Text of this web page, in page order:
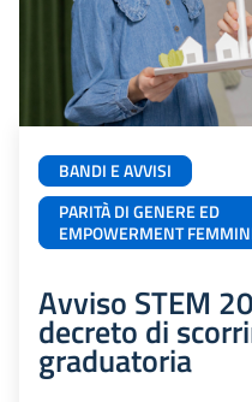
BANDI E AVVISI
PARITÀ DI GENERE ED
EMPOWERMENT
Avviso STEM
decreto di
graduatoria